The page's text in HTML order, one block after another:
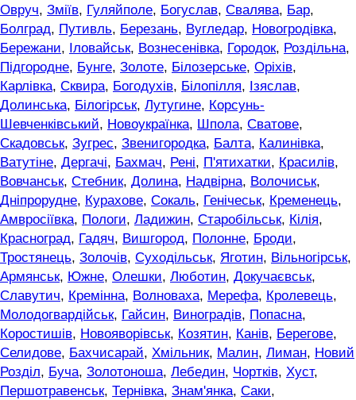
Овруч, Зміїв, Гуляйполе, Богуслав, Свалява, Бар,
Болград, Путивль, Березань, Вугледар, Новогродівка,
Бережани, Іловайськ, Вознесенівка, Городок, Роздільна,
Підгородне, Бунге, Золоте, Білозерське, Оріхів,
Карлівка, Сквира, Богодухів, Білопілля, Ізяслав,
Долинська, Білогірськ, Лутугине, Корсунь-
Шевченківський, Новоукраїнка, Шпола, Сватове,
Скадовськ, Зугрес, Звенигородка, Балта, Калинівка,
Ватутіне, Дергачі, Бахмач, Рені, П'ятихатки, Красилів,
Вовчанськ, Стебник, Долина, Надвірна, Волочиськ,
Дніпрорудне, Курахове, Сокаль, Генічеськ, Кременець,
Амвросіївка, Пологи, Ладижин, Старобільськ, Кілія,
Красноград, Гадяч, Вишгород, Полонне, Броди,
Тростянець, Золочів, Суходільськ, Яготин, Вільногірськ,
Армянськ, Южне, Олешки, Люботин, Докучаєвськ,
Славутич, Кремінна, Волноваха, Мерефа, Кролевець,
Молодогвардійськ, Гайсин, Виноградів, Попасна,
Коростишів, Новояворівськ, Козятин, Канів, Берегове,
Селидове, Бахчисарай, Хмільник, Малин, Лиман, Новий
Розділ, Буча, Золотоноша, Лебедин, Чортків, Хуст,
Першотравенськ, Тернівка, Знам'янка, Саки,